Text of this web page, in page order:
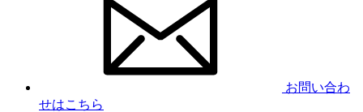
お問い合わ
せはこちら